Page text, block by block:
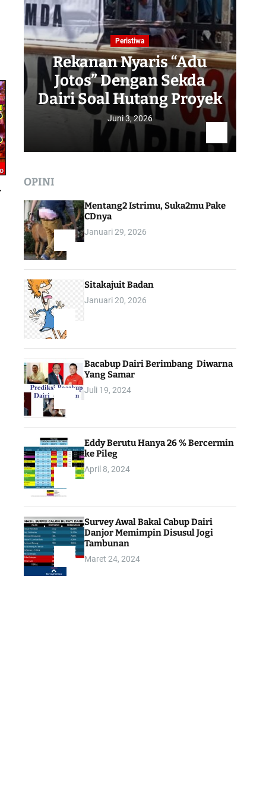
Peristiwa
Rekanan Nyaris “Adu
Jotos” Dengan Sekda
Dairi Soal Hutang Proyek
Juni 3, 2026
OPINI
Mentang2 Istrimu, Suka2mu Pake
CDnya
Januari 29, 2026
Sitakajuit Badan
Januari 20, 2026
Bacabup Dairi Berimbang Diwarna
Yang Samar
Juli 19, 2024
Eddy Berutu Hanya 26 % Bercermin
ke Pileg
April 8, 2024
Survey Awal Bakal Cabup Dairi
Danjor Memimpin Disusul Jogi
Tambunan
Maret 24, 2024